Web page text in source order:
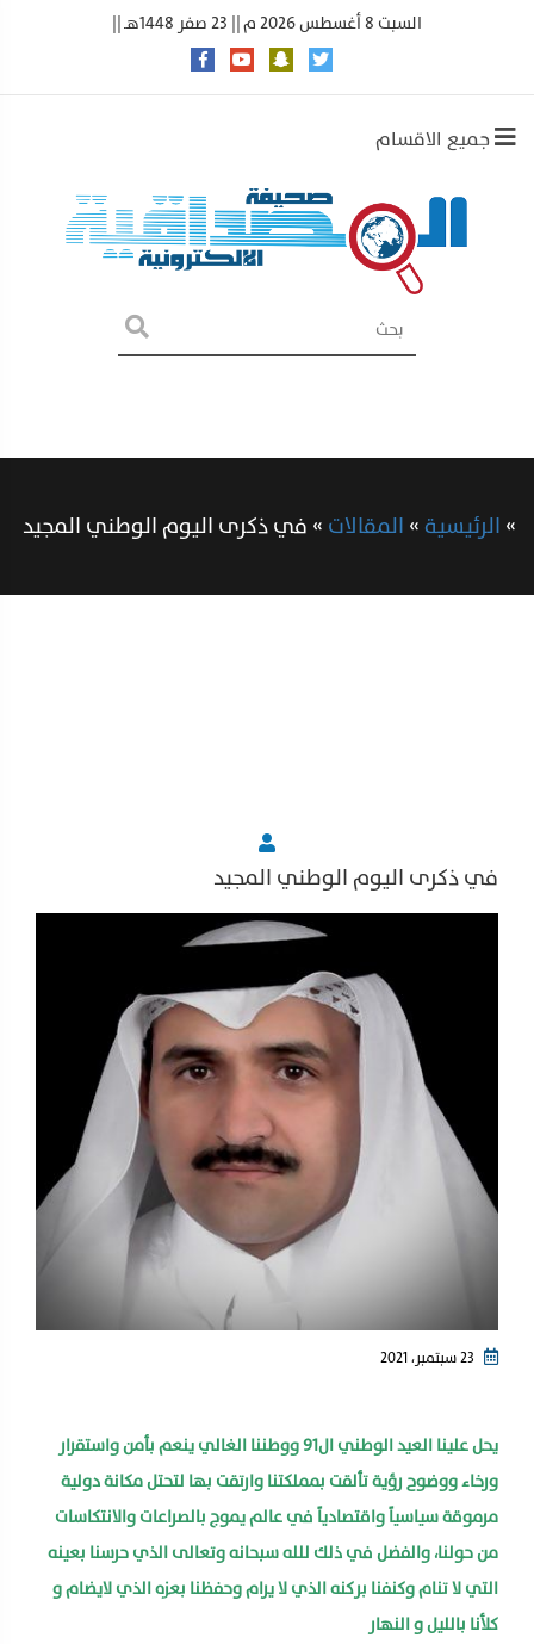
السبت 8 أغسطس 2026 م || 23 صفر 1448هـ ||
جميع الاقسام
»الرئيسية»المقالات»في ذكرى اليوم الوطني المجيد
في ذكرى اليوم الوطني المجيد
يحل علينا العيد الوطني ال٩١ ووطننا الغالي ينعم بأمن واستقرار
ورخاء ووضوح رؤية تألقت بمملكتنا وارتقت بها لتحتل مكانة دولية
مرموقة سياسياً واقتصادياً في عالم يموج بالصراعات والانتكاسات
من حولنا، والفضل في ذلك للله سبحانه وتعالى الذي حرسنا بعينه
التي لا تنام وكنفنا بركنه الذي لا يرام وحفظنا بعزه الذي لايضام و
كلأنا بالليل و النهار